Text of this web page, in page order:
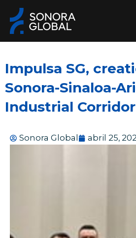
contenido
Impulsa SG,
Sonora-Sinaloa-
Industrial Corridor
Sonora Global abril 25,